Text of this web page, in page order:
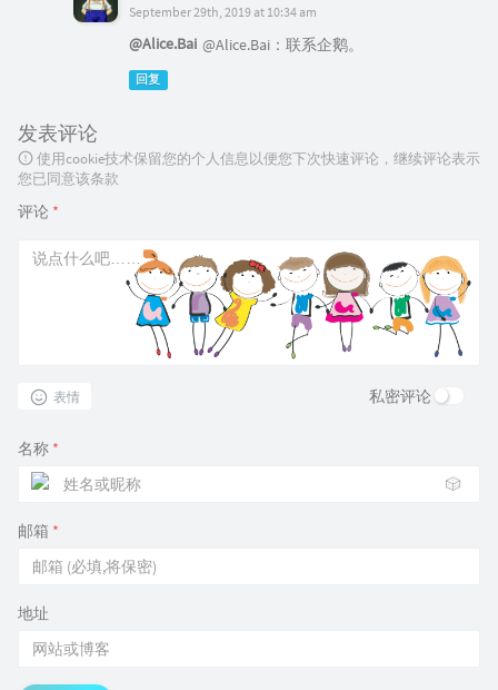
September 29th, 2019 at 10:34 am
@Alice.Bai @Alice.Bai：联系企鹅。
回复
发表评论
使用cookie技术保留您的个人信息以便您下次快速评论，继续评论表示
您已同意该条款
评论 *
表情 私密评论
名称 *
🎲
邮箱 *
地址